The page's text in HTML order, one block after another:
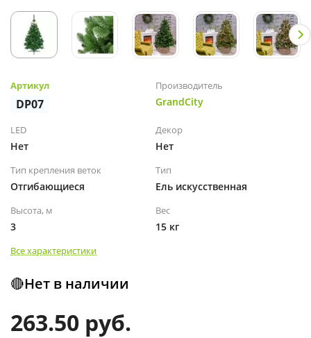
Артикул
DP07
Производитель
GrandCity
LED
Нет
Декор
Нет
Тип крепления веток
Отгибающиеся
Тип
Ель искусственная
Высота, м
3
Вес
15 кг
Все характеристики
🔴Нет в наличии
263.50 руб.